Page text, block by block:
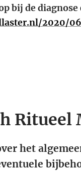
bij de
2020/
het